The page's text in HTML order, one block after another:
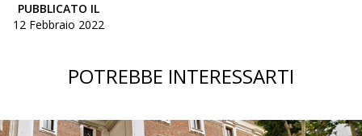
PUBBLICATO IL
12 Febbraio 2022
POTREBBE INTERESSARTI